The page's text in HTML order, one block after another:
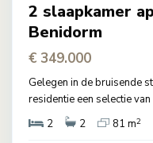
2 slaapkamer
Benidorm
€ 349.000
Gelegen in de bruisende
residentie een selectie van
2
2 81 m2